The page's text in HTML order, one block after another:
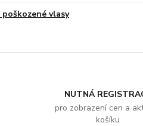
vlasy
NUTNÁ
pro zobrazení cen a
košíku